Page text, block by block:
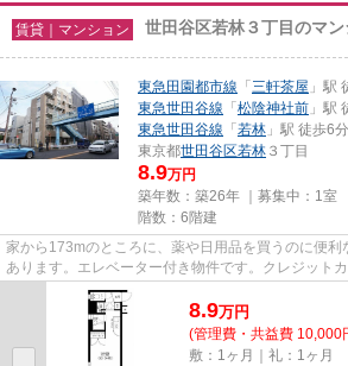
賃貸｜マンション 世田谷区若林３丁目のマン
東急田園都市線 「三軒茶屋 」駅
東急世田谷線 「松陰神社前 」駅
東急世田谷線 「若林 」駅 徒歩6分
東京都世田谷区若林 ３丁目
8.9万円
築年数：築26年 ｜募集中： 1室
階数：6階建
家から173mのところに、薬や日用品を買うのに便利
あります。エレベーター付き物件です。クレジット
いただけるので、決済の手間が...
8.9万円
(管理費・共益費 10,000
敷：1ヶ月｜礼：1ヶ月